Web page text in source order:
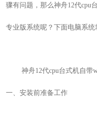
骤有问题，那么神舟12代cpu
专业版系统呢？下面电脑系统
神舟12代cpu台式机自带
一、安装前准备工作